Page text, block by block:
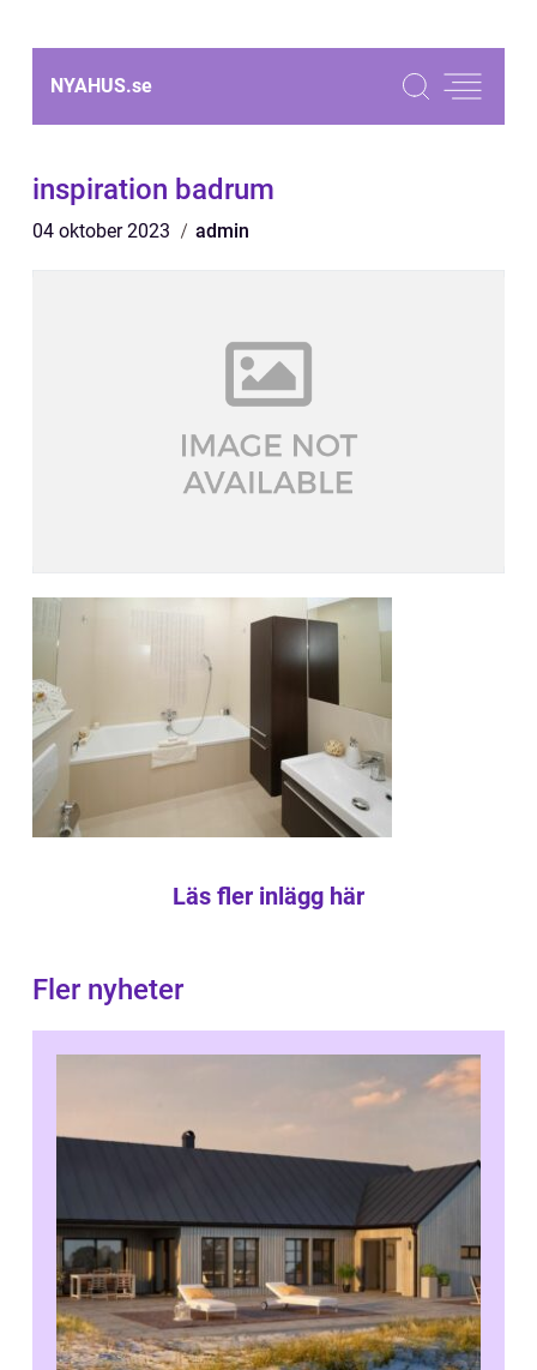
NYAHUS.se
inspiration badrum
04 oktober 2023 admin
Läs fler inlägg här
Fler nyheter